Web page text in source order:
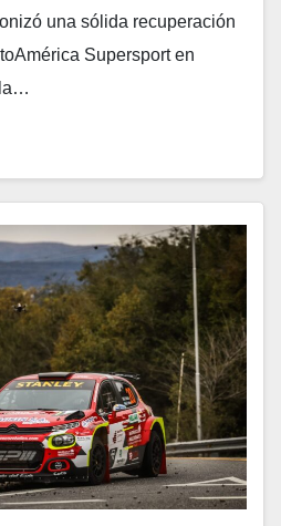
una sólida recuperación
Supersport en
la…